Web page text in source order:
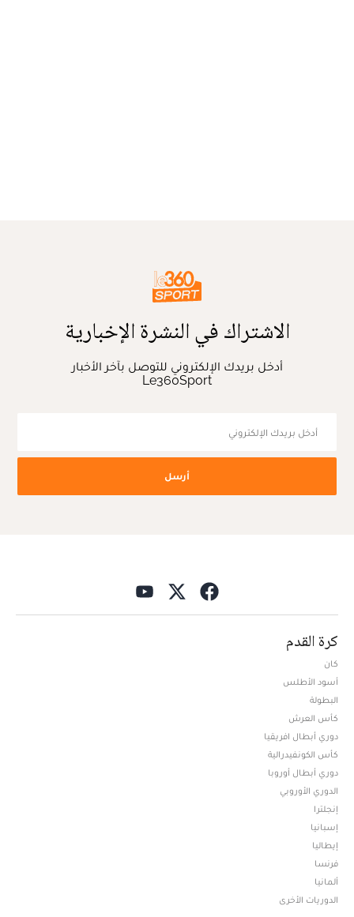
الاشتراك في النشرة الإخبارية
أدخل بريدك الإلكتروني للتوصل بآخر الأخبار
Le360Sport
أرسل
كرة القدم
كان
أسود الأطلس
البطولة
كأس العرش
دوري أبطال افريقيا
كأس الكونفيدرالية
دوري أبطال أوروبا
الدوري الأوروبي
إنجلترا
إسبانيا
إيطاليا
فرنسا
ألمانيا
الدوريات الأخرى